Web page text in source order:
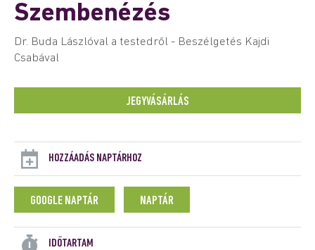
Szembenézés
Dr. Buda Lászlóval a testedről - Beszélgetés Kajdi
Csabával
JEGYVÁSÁRLÁS
HOZZÁADÁS NAPTÁRHOZ
GOOGLE NAPTÁR NAPTÁR
IDŐTARTAM